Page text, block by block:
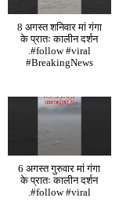
8 अगस्त शनिवार मां गंगा
के प्रातः कालीन दर्शन
.#follow #viral
#BreakingNews
6 अगस्त गुरुवार मां गंगा
के प्रातः कालीन दर्शन
.#follow #viral